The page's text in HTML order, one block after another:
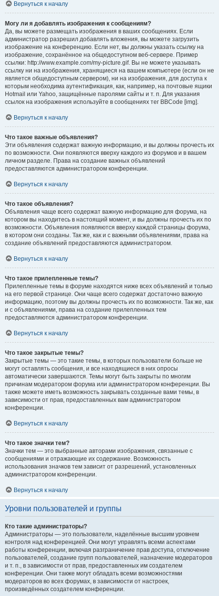
Вернуться к началу
Могу ли я добавлять изображения к сообщениям?
Да, вы можете размещать изображения в ваших сообщениях. Если
администратор разрешил добавлять вложения, вы можете загрузить
изображение на конференцию. Если нет, вы должны указать ссылку на
изображение, сохранённое на общедоступном веб-сервере. Пример
ссылки: http://www.example.com/my-picture.gif. Вы не можете указывать
ссылку ни на изображения, хранящиеся на вашем компьютере (если он не
является общедоступным сервером), ни на изображения, для доступа к
которым необходима аутентификация, как, например, на почтовые ящики
Hotmail или Yahoo, защищённые паролями сайты и т. п. Для указания
ссылок на изображения используйте в сообщениях тег BBCode [img].
Вернуться к началу
Что такое важные объявления?
Эти объявления содержат важную информацию, и вы должны прочесть их
по возможности. Они появляются вверху каждого из форумов и в вашем
личном разделе. Права на создание важных объявлений
предоставляются администратором конференции.
Вернуться к началу
Что такое объявления?
Объявления чаще всего содержат важную информацию для форума, на
котором вы находитесь в настоящий момент, и вы должны прочесть их по
возможности. Объявления появляются вверху каждой страницы форума,
в котором они созданы. Так же, как и с важными объявлениями, права на
создание объявлений предоставляются администратором.
Вернуться к началу
Что такое прилепленные темы?
Прилепленные темы в форуме находятся ниже всех объявлений и только
на его первой странице. Они чаще всего содержат достаточно важную
информацию, поэтому вы должны прочесть их по возможности. Так же, как
и с объявлениями, права на создание прилепленных тем
предоставляются администратором конференции.
Вернуться к началу
Что такое закрытые темы?
Закрытые темы — это такие темы, в которых пользователи больше не
могут оставлять сообщения, и все находящиеся в них опросы
автоматически завершаются. Темы могут быть закрыты по многим
причинам модератором форума или администратором конференции. Вы
также можете иметь возможность закрывать созданные вами темы, в
зависимости от прав, предоставленных вам администратором
конференции.
Вернуться к началу
Что такое значки тем?
Значки тем — это выбранные авторами изображения, связанные с
сообщениями и отражающие их содержание. Возможность
использования значков тем зависит от разрешений, установленных
администратором конференции.
Вернуться к началу
Уровни пользователей и группы
Кто такие администраторы?
Администраторы — это пользователи, наделённые высшим уровнем
контроля над конференцией. Они могут управлять всеми аспектами
работы конференции, включая разграничение прав доступа, отключение
пользователей, создание групп пользователей, назначение модераторов
и т. п., в зависимости от прав, предоставленных им создателем
конференции. Они также могут обладать всеми возможностями
модераторов во всех форумах, в зависимости от настроек,
произведённых создателем конференции.